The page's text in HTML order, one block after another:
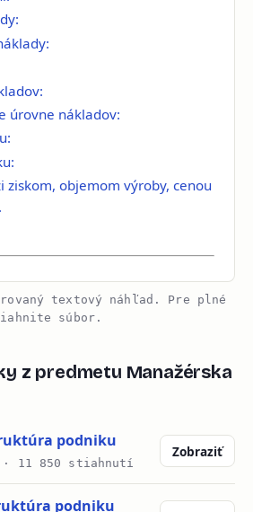
úrovne nákladov:
ziskom, objemom výroby, cenou
textový náhľad. Pre plné
súbor.
z predmetu Manažérska
podniku
· 11 850 stiahnutí
Zobraziť
podniku